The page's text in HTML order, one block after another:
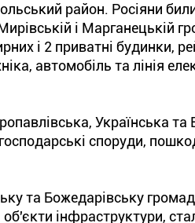
район. Росіяни
і Марганецькій
і 2 приватні будинки,
автомобіль та лінія
Українська
споруди,
та Божедарівську
інфраструктури,